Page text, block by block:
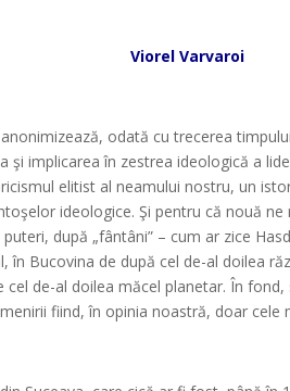
Viorel Varvaroi
odată cu trecerea
şi implicarea în zestrea ideologică a
elitist al neamului nostru, un
ideologice. Şi pentru că nouă
după „fântâni” – cum ar zice
în Bucovina de după cel de-al doilea
cel de-al doilea măcel planetar. În
fiind, în opinia noastră, doar cele